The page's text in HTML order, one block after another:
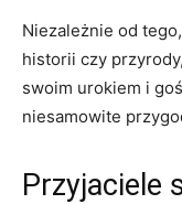
Niezależnie od
historii czy⁣
swoim urokiem​ i
niesamowite
Przyjaciele